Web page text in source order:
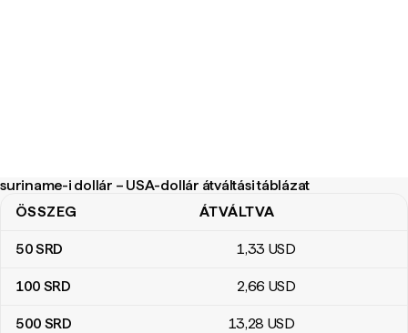
suriname-i dollár – USA-dollár átváltási táblázat
suriname-i dollár – USA-dollár átváltási táblázat
ÖSSZEG ÁTVÁLTVA
50SRD 1,33 USD
100 SRD 2,66 USD
500 SRD 13,28 USD